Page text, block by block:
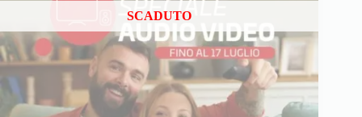
SCADUTO